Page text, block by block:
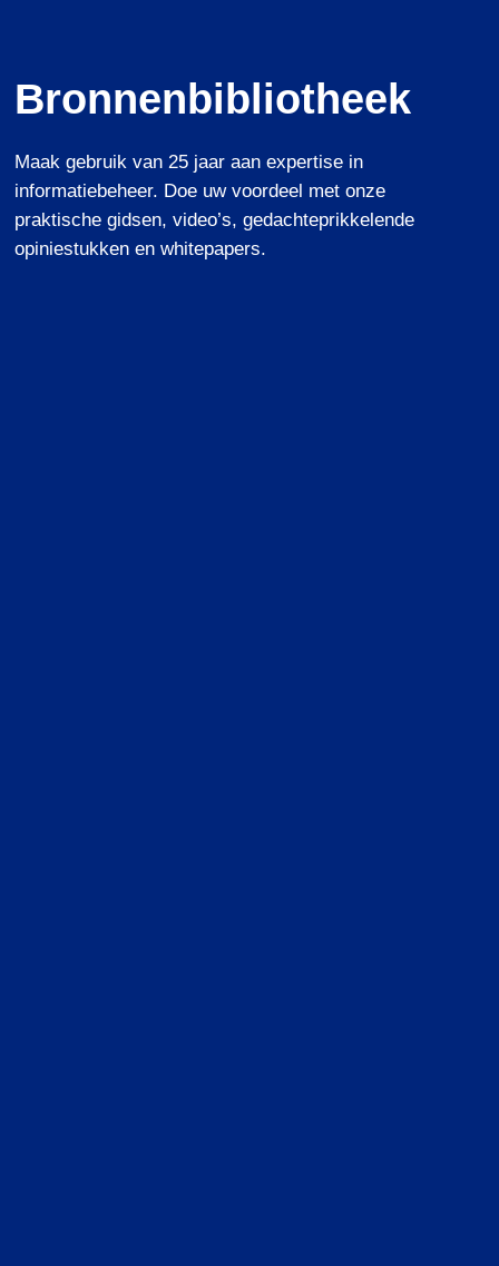
Bronnenbibliotheek
Maak gebruik van 25 jaar aan expertise in
informatiebeheer. Doe uw voordeel met onze
praktische gidsen, video’s, gedachteprikkelende
opiniestukken en whitepapers.